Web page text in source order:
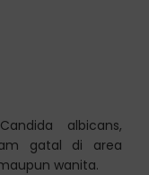
albicans,
gatal di area
wanita.